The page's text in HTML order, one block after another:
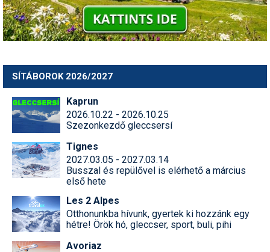
SÍTÁBOROK 2026/2027
Kaprun
2026.10.22 - 2026.10.25
Szezonkezdő gleccsersí
Tignes
2027.03.05 - 2027.03.14
Busszal és repülővel is elérhető a március
első hete
Les 2 Alpes
Otthonunkba hívunk, gyertek ki hozzánk egy
hétre! Örök hó, gleccser, sport, buli, pihi
Avoriaz